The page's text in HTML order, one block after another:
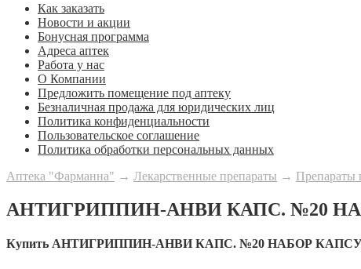
Как заказать
Новости и акции
Бонусная программа
Адреса аптек
Работа у нас
О Компании
Предложить помещение под аптеку
Безналичная продажа для юридических лиц
Политика конфиденциальности
Пользовательское соглашение
Политика обработки персональных данных
Аптека "Фарманна" → Лекарственные препараты → Препараты
АНТИГРИППИН-АНВИ КАПС. №20
Купить АНТИГРИППИН-АНВИ КАПС. №20 НАБОР